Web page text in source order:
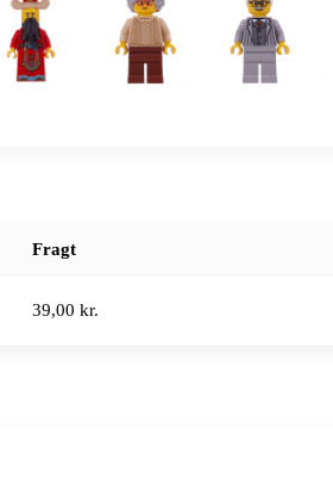
Fragt
39,00 kr.